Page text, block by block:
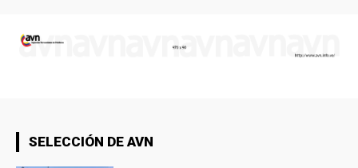
SELECCIÓN DE AVN